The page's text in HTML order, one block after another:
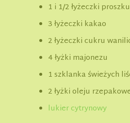
1 i 1/2 łyżeczki
3 łyżeczki kakao
2 łyżeczki cukru
4 łyżki majonezu
1 szklanka świeżych
2 łyżki oleju
lukier cytrynowy